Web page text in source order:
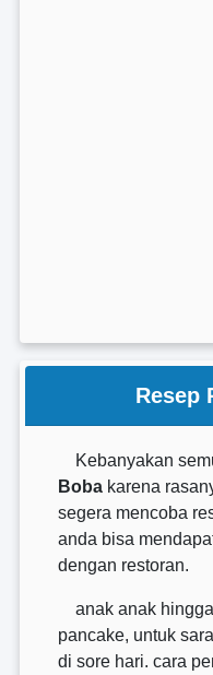
Resep
Kebanyakan
Boba karena
segera mencoba
anda bisa
dengan restoran.
anak anak
pancake, untuk
di sore hari. cara